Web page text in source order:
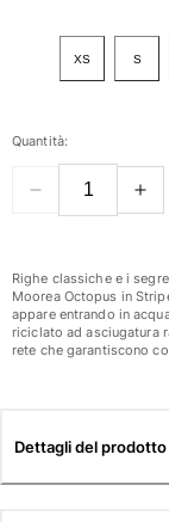
Vedi tutti i
Costumi
Slips
Vedi tutti i
Camicie
Tuniche
XS S
Quantità:
Righe classiche e i
Moorea Octopus in
appare entrando in
riciclato ad asciugatura
rete che garantiscono
Dettagli del prodotto